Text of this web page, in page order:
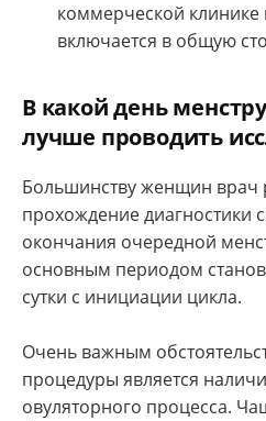
коммерческой
включается в общую
В какой день
лучше проводить
Большинству женщин врач
прохождение диагностики
окончания очередной
основным периодом
сутки с инициации цикла.
Очень важным
процедуры является
овуляторного процесса.